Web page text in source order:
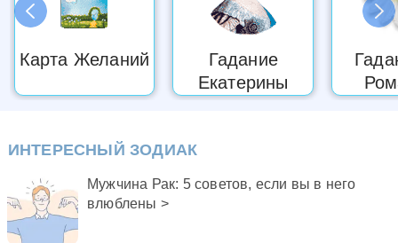
Созвездие Рака
Астрология Рака
Подарки для Рака
Рак и Китайский гороскоп
Рак в 2022 году
Карта Желаний
Гадание
Екатерины
ИНТЕРЕСНЫЙ ЗОДИАК
Мужчина Рак: 5 советов, если вы в него
влюблены >